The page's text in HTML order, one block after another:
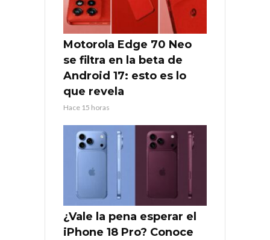
Motorola Edge 70 Neo
se filtra en la beta de
Android 17: esto es lo
que revela
Hace 15 horas
¿Vale la pena esperar el
iPhone 18 Pro? Conoce